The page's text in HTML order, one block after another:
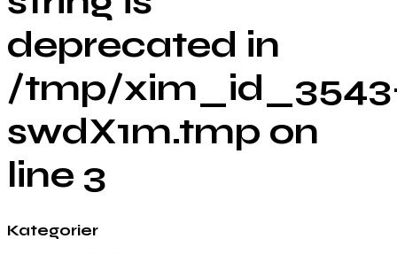
deprecated in
/tmp/
swdX1m.tmp on
line 3
Kategorier